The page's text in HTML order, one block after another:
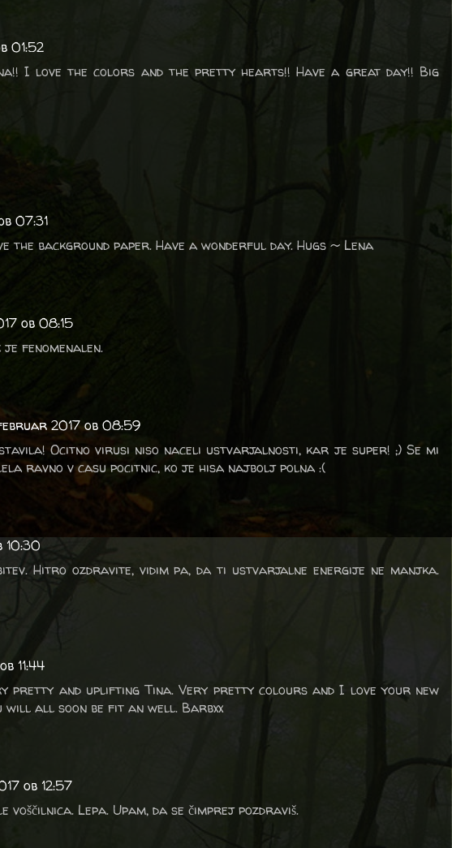
01:52
I love the colors and the pretty hearts!! Have a great day!! Big
07:31
the background paper. Have a wonderful day. Hugs ~ Lena
ob 08:15
fenomenalen.
2017 ob 08:59
Ocitno virusi niso naceli ustvarjalnosti, kar je super! ;) Se mi
ravno v casu pocitnic, ko je hisa najbolj polna :(
10:30
Hitro ozdravite, vidim pa, da ti ustvarjalne energije ne manjka.
11:44
pretty and uplifting Tina. Very pretty colours and I love your new
will all soon be fit an well. Barbxx
ob 12:57
voščilnica. Lepa. Upam, da se čimprej pozdraviš.